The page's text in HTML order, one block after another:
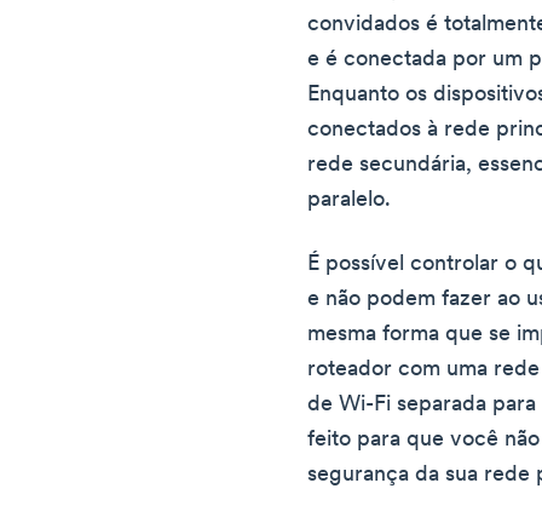
convidados é
e é conectada por um
Enquanto os
conectados à rede
rede secundária,
paralelo.
É possível controlar o
e não podem fazer ao
mesma forma que se
roteador com uma
de Wi-Fi separada
feito para que você
segurança da sua rede